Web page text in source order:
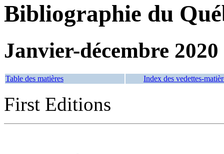
Bibliographie du
Janvier-décembre 2020
Table des matières Index des vedettes-
First Editions